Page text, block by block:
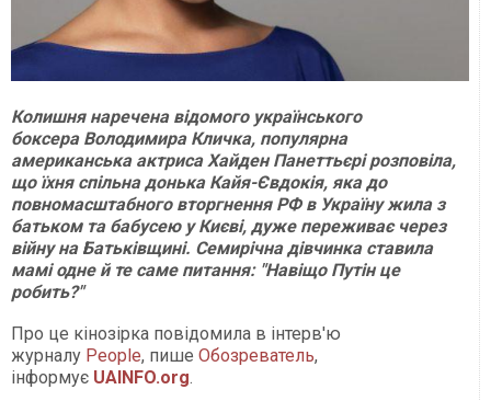
Колишня наречена відомого українського
боксера Володимира Кличка, популярна
американська актриса Хайден Панеттьєрі розповіла,
що їхня спільна донька Кайя-Євдокія, яка до
повномасштабного вторгнення РФ в Україну жила з
батьком та бабусею у Києві, дуже переживає через
війну на Батьківщині. Семирічна дівчинка ставила
мамі одне й те саме питання: "Навіщо Путін це
робить?"
Про це кінозірка повідомила в інтерв'ю
журналу People, пише Обозреватель,
інформує UAINFO.org.